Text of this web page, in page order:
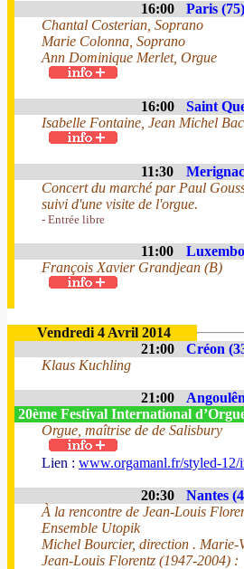
16:00 Paris
Chantal Costerian, Soprano
Marie Colonna, Soprano
Ann Dominique Merlet, Orgue
16:00 Saint
Isabelle Fontaine, Jean Michel
11:30
Concert du marché par Paul
suivi d'une visite de l'orgue.
- Entrée libre
11:00
François Xavier Grandjean (B)
Vendredi 4 Avril 2014
21:00
Créon
Klaus Kuchling
21:00
20ème Festival International
Orgue, maîtrise de de Salisbury
Lien : www.orgamanl.fr/styled-12/
20:30 Nantes
À la rencontre de Jean-Louis
Ensemble Utopik
Michel Bourcier, direction .
Jean-Louis Florentz (1947-2004) :